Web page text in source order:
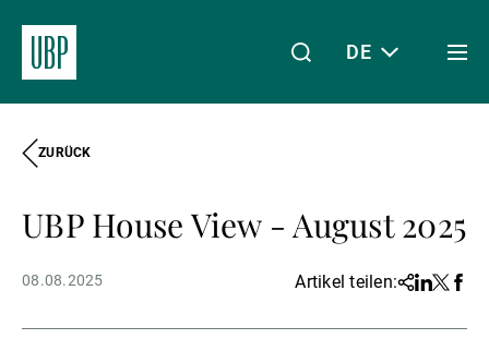
DE
ZURÜCK
UBP House View - August 2025
08.08.2025 Artikel teilen:Share
Linkedin
Twitter